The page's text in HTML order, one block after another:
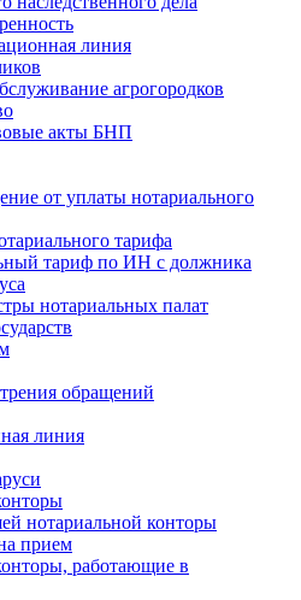
линия
агрогородков
акты БНП
от уплаты нотариального
тарифа
тариф по ИН с должника
нотариальных палат
обращений
линия
нотариальной конторы
прием
работающие в